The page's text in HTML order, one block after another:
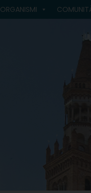
ORGANISMI